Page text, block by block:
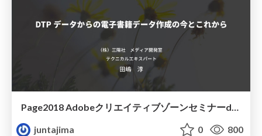
Page2018 Adobeクリエイティブゾーンセミナーd8-2スライド
juntajima
0 800